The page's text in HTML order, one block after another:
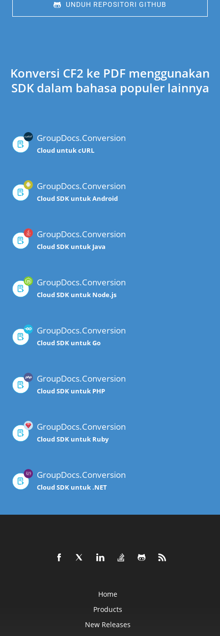
UNDUH REPOSITORI GITHUB
Konversi CF2 ke PDF menggunakan
SDK dalam bahasa populer lainnya
GroupDocs.Conversion
Cloud untuk cURL
GroupDocs.Conversion
Cloud SDK untuk Android
GroupDocs.Conversion
Cloud SDK untuk Java
GroupDocs.Conversion
Cloud SDK untuk Node.js
GroupDocs.Conversion
Cloud SDK untuk Go
GroupDocs.Conversion
Cloud SDK untuk PHP
GroupDocs.Conversion
Cloud SDK untuk Ruby
GroupDocs.Conversion
Cloud SDK untuk .NET
Home
Products
New Releases